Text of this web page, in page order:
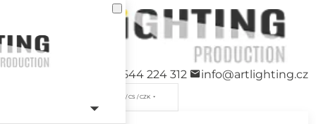
+420 544 224 312 info@artlighting.cz
/ CS / CZK